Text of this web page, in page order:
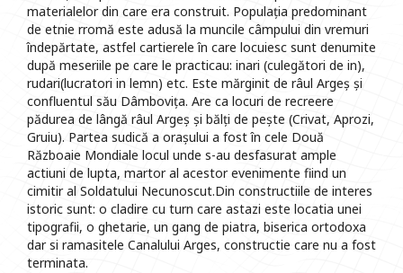
materialelor din care era construit. Populația predominant
de etnie rromă este adusă la muncile câmpului din vremuri
îndepărtate, astfel cartierele în care locuiesc sunt denumite
după meseriile pe care le practicau: inari (culegători de in),
rudari(lucratori in lemn) etc. Este mărginit de râul Argeș și
confluentul său Dâmbovița. Are ca locuri de recreere
pădurea de lângă râul Argeș și bălți de pește (Crivat, Aprozi,
Gruiu). Partea sudică a orașului a fost în cele Două
Războaie Mondiale locul unde s-au desfasurat ample
actiuni de lupta, martor al acestor evenimente fiind un
cimitir al Soldatului Necunoscut.Din constructiile de interes
istoric sunt: o cladire cu turn care astazi este locatia unei
tipografii, o ghetarie, un gang de piatra, biserica ortodoxa
dar si ramasitele Canalului Arges, constructie care nu a fost
terminata.